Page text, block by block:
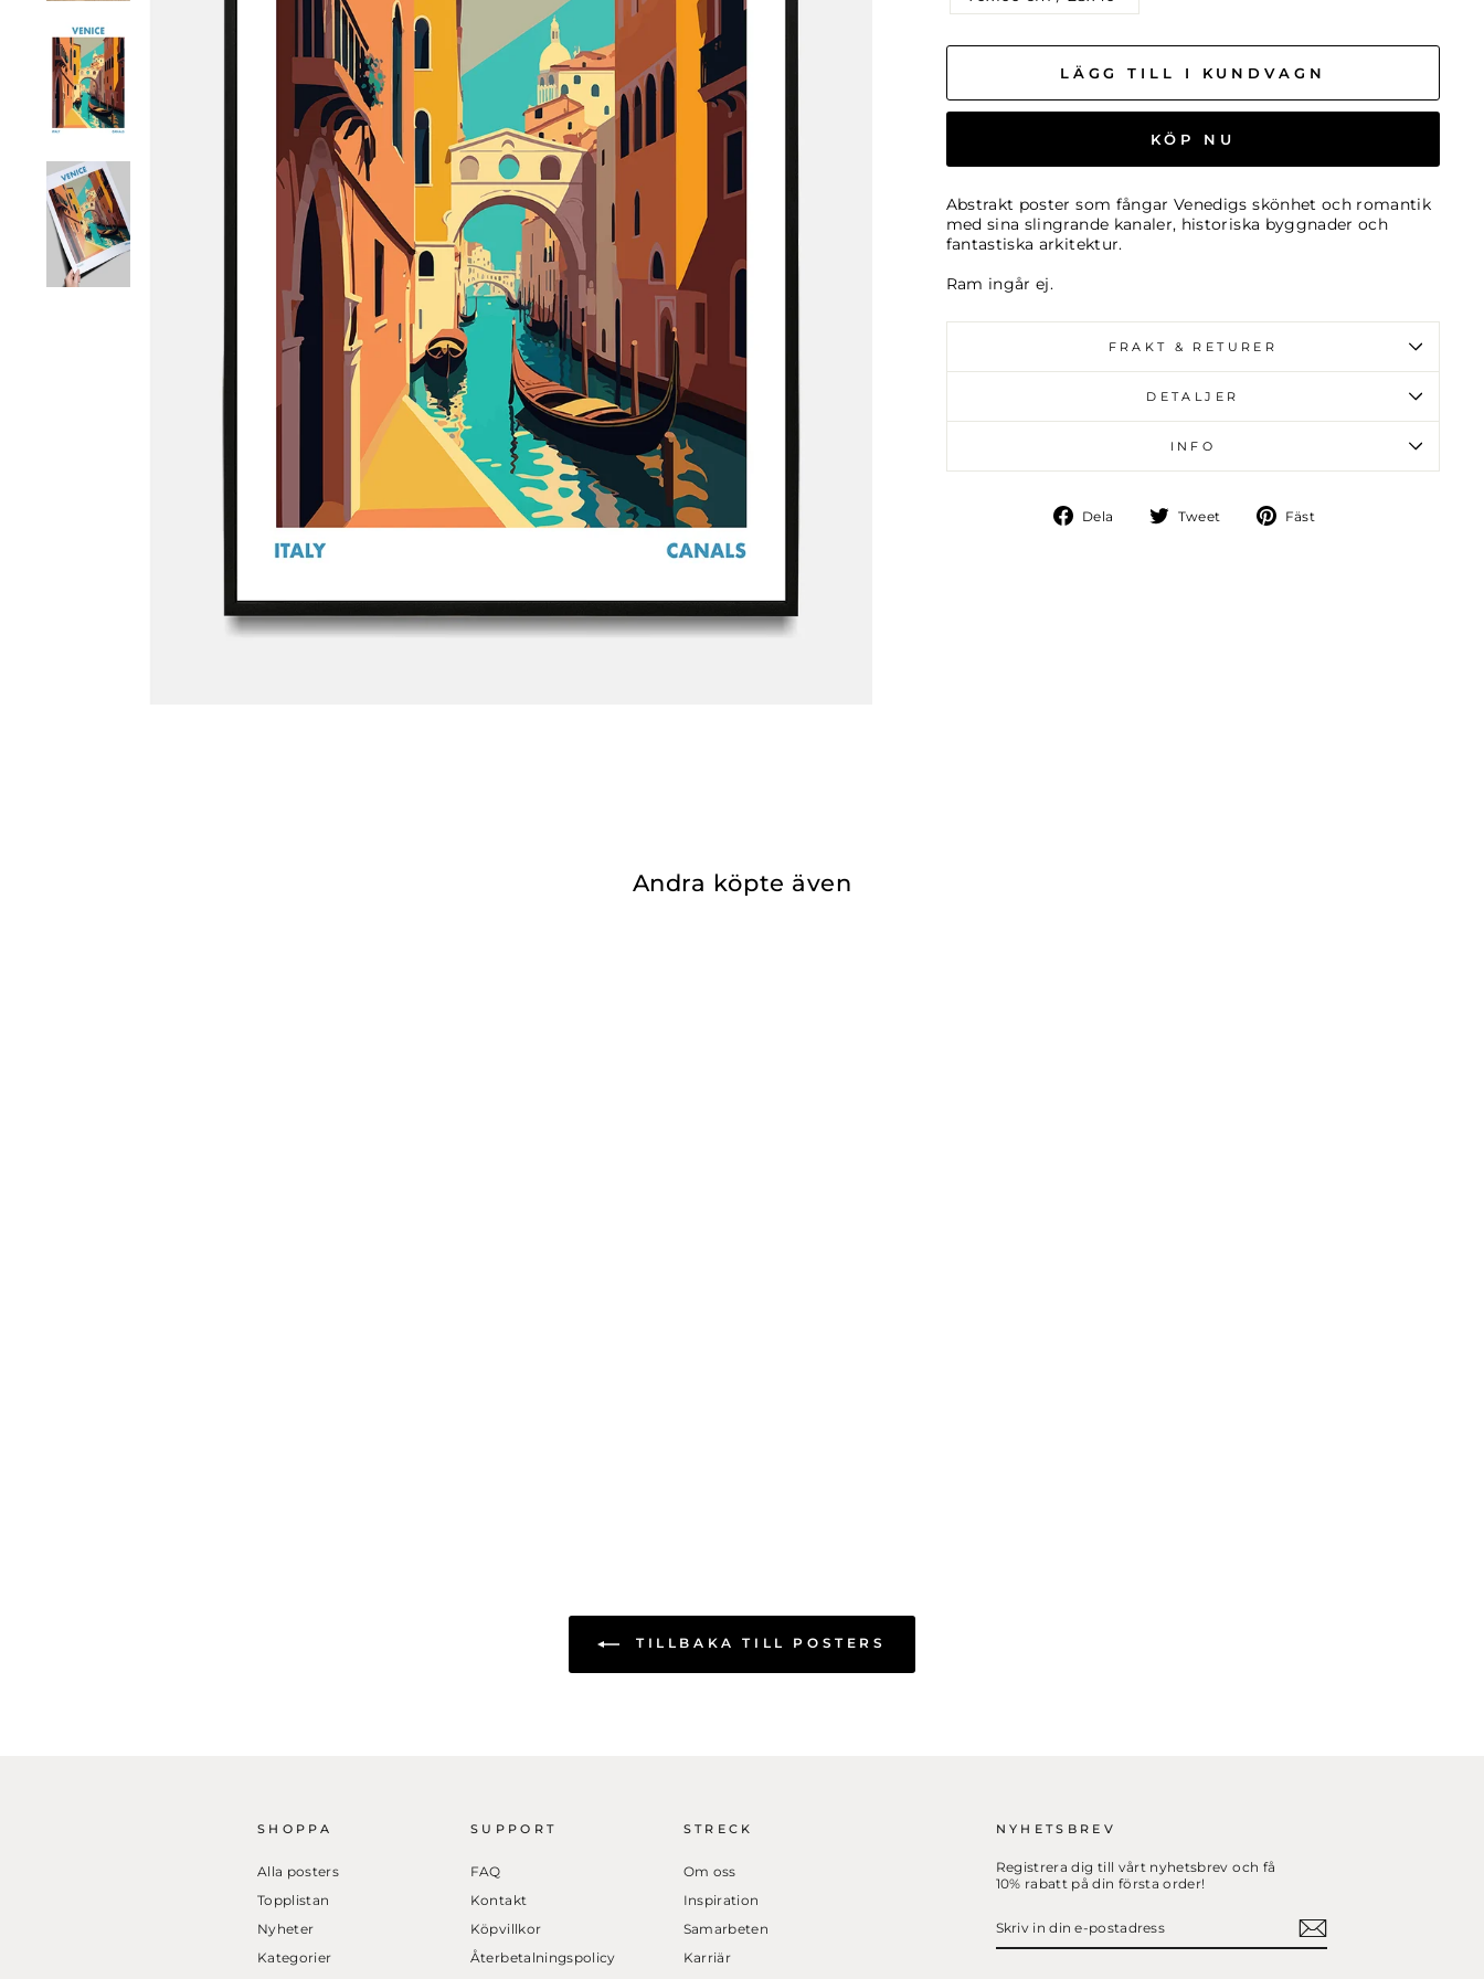
LÄGG TILL I KUNDVAGN
KÖP NU
Abstrakt poster som fångar Venedigs skönhet och romantik
med sina slingrande kanaler, historiska byggnader och
fantastiska arkitektur.
Ram ingår ej.
FRAKT & RETURER
DETALJER
INFO
Dela
Dela
Tweet
Tweet Fäst
Andra köpte även
TILLBAKA TILL POSTERS
SHOPPA
Alla posters
Topplistan
Nyheter
Kategorier
SUPPORT
FAQ
Kontakt
Köpvillkor
Återbetalningspolicy
STRECK
Om oss
Inspiration
Samarbeten
Karriär
NYHETSBREV
Registrera dig till vårt nyhetsbrev och få
10% rabatt på din första order!
IN
E-